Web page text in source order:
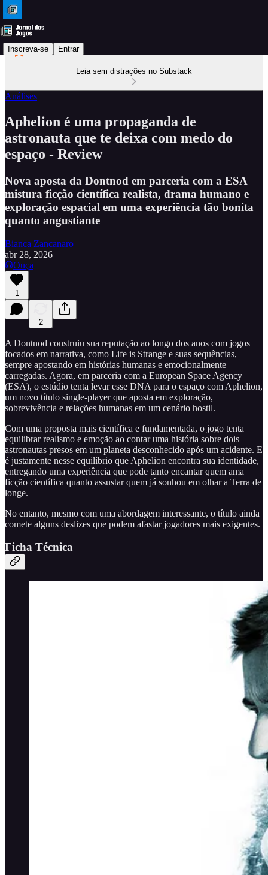
Inscreva-se Entrar
Leia sem distrações no Substack
Análises
Aphelion é uma propaganda de
astronauta que te deixa com medo do
espaço - Review
Nova aposta da Dontnod em parceria com a ESA
mistura ficção científica realista, drama humano e
exploração espacial em uma experiência tão bonita
quanto angustiante
Bianca Zancanaro
abr 28, 2026
Ouça
1
2
A Dontnod construiu sua reputação ao longo dos anos com jogos
focados em narrativa, como Life is Strange e suas sequências,
sempre apostando em histórias humanas e emocionalmente
carregadas. Agora, em parceria com a European Space Agency
(ESA), o estúdio tenta levar esse DNA para o espaço com Aphelion,
um novo título single-player que aposta em exploração,
sobrevivência e relações humanas em um cenário hostil.
Com uma proposta mais científica e fundamentada, o jogo tenta
equilibrar realismo e emoção ao contar uma história sobre dois
astronautas presos em um planeta desconhecido após um acidente. E
é justamente nesse equilíbrio que Aphelion encontra sua identidade,
entregando uma experiência que pode tanto encantar quem ama
ficção científica quanto assustar quem já sonhou em olhar a Terra de
longe.
No entanto, mesmo com uma abordagem interessante, o título ainda
comete alguns deslizes que podem afastar jogadores mais exigentes.
Ficha Técnica